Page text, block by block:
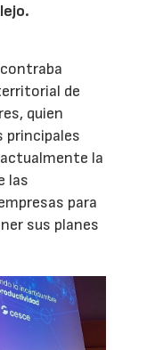
de
quien
principales
la
las
para
sus planes